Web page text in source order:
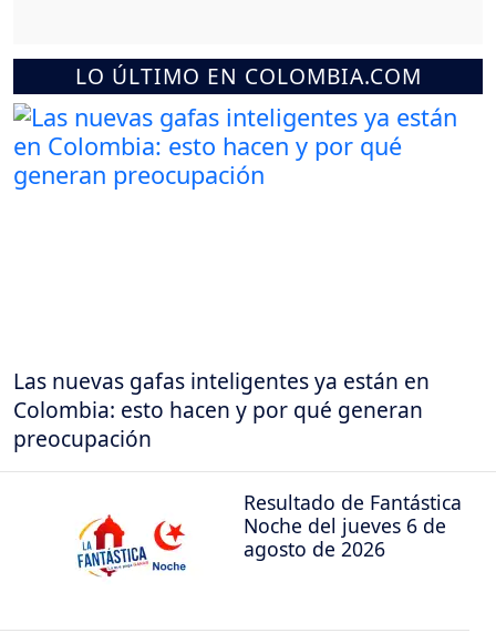
LO ÚLTIMO EN COLOMBIA.COM
Las nuevas gafas inteligentes ya están en
Colombia: esto hacen y por qué generan
preocupación
Resultado de Fantástica
Noche del jueves 6 de
agosto de 2026